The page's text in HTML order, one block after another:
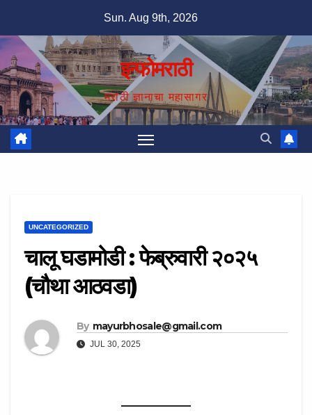
content
Sun. Aug 9th, 2026
इन्फोमराठी
मराठी ज्ञानाचा महासागर
UNCATEGORIZED
चालू घडामोडी : फेब्रुवारी २०२५
(चौथा आठवडा)
By mayurbhosale@gmail.com
JUL 30, 2025